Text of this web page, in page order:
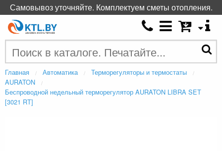
Главная Автоматика
Терморегуляторы и термостаты
AURATON
Беспроводной недельный терморегулятор AURATON LIBRA SET
[3021 RT]
Самовывоз уточняйте. Комплектуем сметы отопления.